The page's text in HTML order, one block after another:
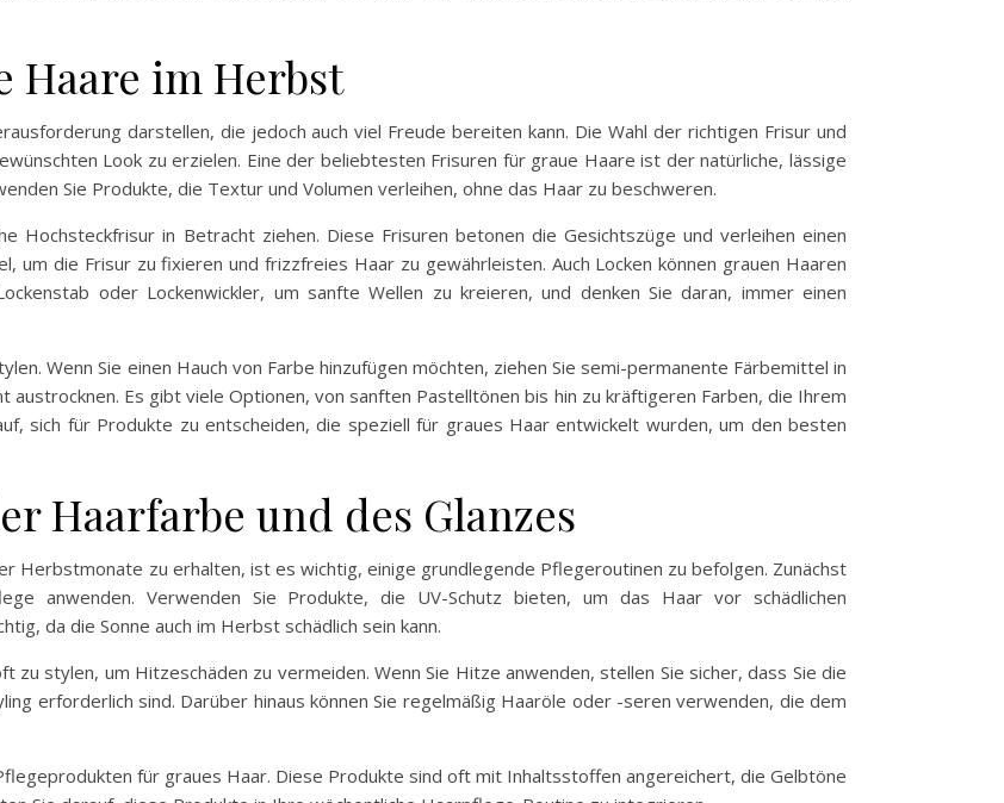
Haare im Herbst
darstellen, die jedoch auch viel Freude bereiten kann. Die Wahl der richtigen Frisur und
Look zu erzielen. Eine der beliebtesten Frisuren für graue Haare ist der natürliche, lässige
Sie Produkte, die Textur und Volumen verleihen, ohne das Haar zu beschweren.
Hochsteckfrisur in Betracht ziehen. Diese Frisuren betonen die Gesichtszüge und verleihen einen
um die Frisur zu fixieren und frizzfreies Haar zu gewährleisten. Auch Locken können grauen Haaren
oder Lockenwickler, um sanfte Wellen zu kreieren, und denken Sie daran, immer einen
Wenn Sie einen Hauch von Farbe hinzufügen möchten, ziehen Sie semi-permanente Färbemittel in
austrocknen. Es gibt viele Optionen, von sanften Pastelltönen bis hin zu kräftigeren Farben, die Ihrem
sich für Produkte zu entscheiden, die speziell für graues Haar entwickelt wurden, um den besten
Haarfarbe und des Glanzes
Herbstmonate zu erhalten, ist es wichtig, einige grundlegende Pflegeroutinen zu befolgen. Zunächst
anwenden. Verwenden Sie Produkte, die UV-Schutz bieten, um das Haar vor schädlichen
da die Sonne auch im Herbst schädlich sein kann.
zu stylen, um Hitzeschäden zu vermeiden. Wenn Sie Hitze anwenden, stellen Sie sicher, dass Sie die
erforderlich sind. Darüber hinaus können Sie regelmäßig Haaröle oder -seren verwenden, die dem
für graues Haar. Diese Produkte sind oft mit Inhaltsstoffen angereichert, die Gelbtöne